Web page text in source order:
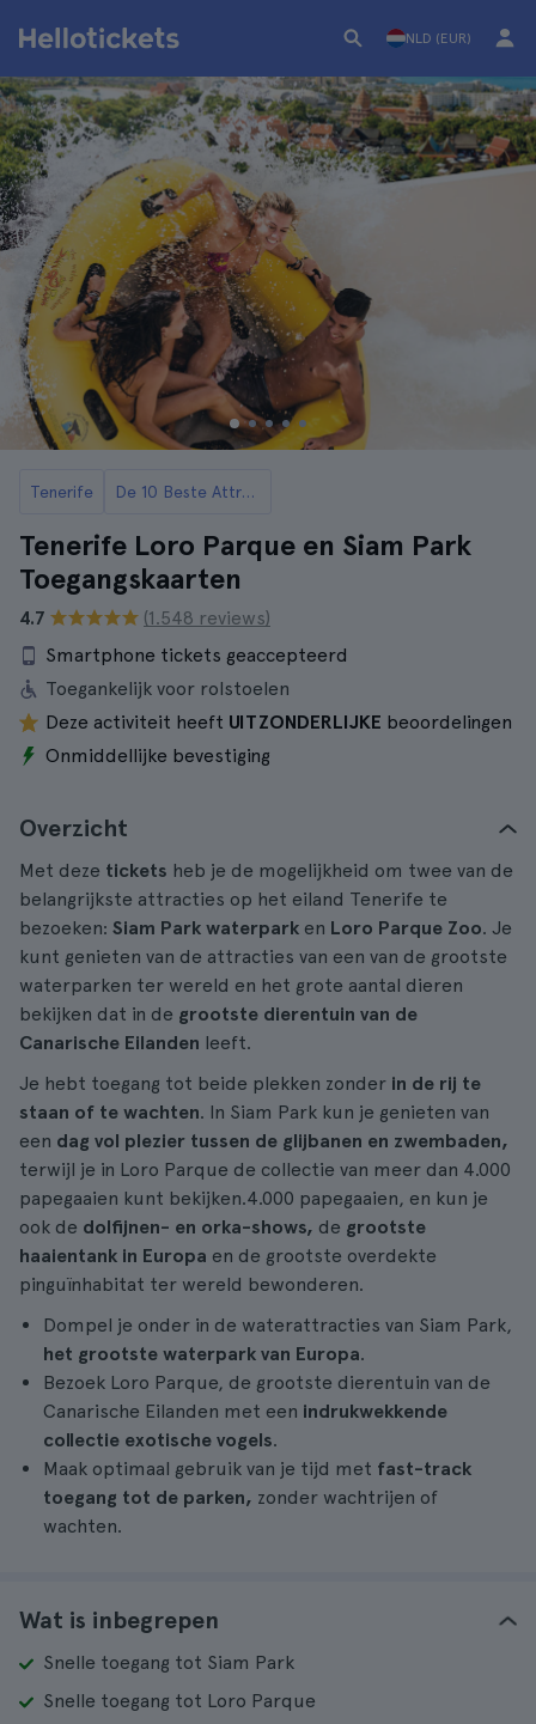
NLD (EUR)
Tenerife De 10 Beste Attractieparken en Attracties in Tenerife
Tenerife Loro Parque en Siam Park
Toegangskaarten
4.7
(1.548 reviews)
Smartphone tickets geaccepteerd
Toegankelijk voor rolstoelen
Deze activiteit heeft UITZONDERLIJKE beoordelingen
Onmiddellijke bevestiging
Overzicht
Met deze tickets heb je de mogelijkheid om twee van de
belangrijkste attracties op het eiland Tenerife te
bezoeken: Siam Park waterpark en Loro Parque Zoo. Je
kunt genieten van de attracties van een van de grootste
waterparken ter wereld en het grote aantal dieren
bekijken dat in de grootste dierentuin van de
Canarische Eilanden leeft.
Je hebt toegang tot beide plekken zonder in de rij te
staan of te wachten. In Siam Park kun je genieten van
een dag vol plezier tussen de glijbanen en zwembaden,
terwijl je in Loro Parque de collectie van meer dan 4.000
papegaaien kunt bekijken.4.000 papegaaien, en kun je
ook de dolfijnen- en orka-shows, de grootste
haaientank in Europa en de grootste overdekte
pinguïnhabitat ter wereld bewonderen.
Dompel je onder in de waterattracties van Siam Park,
het grootste waterpark van Europa.
Bezoek Loro Parque, de grootste dierentuin van de
Canarische Eilanden met een indrukwekkende
collectie exotische vogels.
Maak optimaal gebruik van je tijd met fast-track
toegang tot de parken, zonder wachtrijen of
wachten.
Wat is inbegrepen
Snelle toegang tot Siam Park
Snelle toegang tot Loro Parque